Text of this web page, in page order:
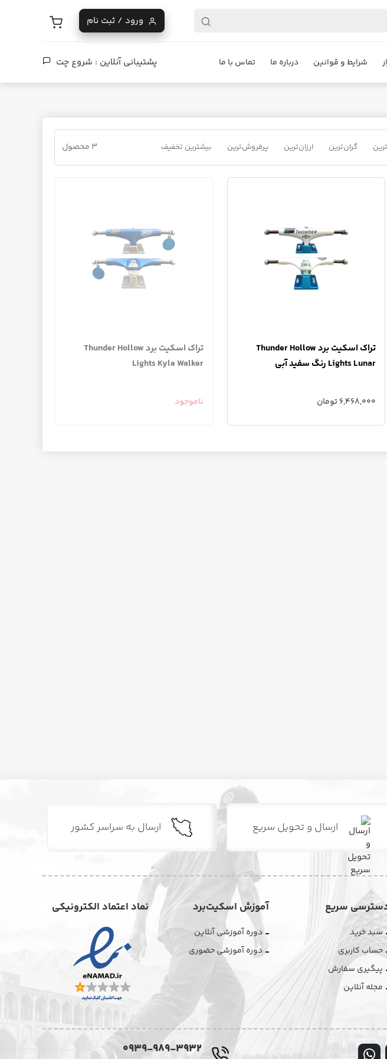
ورود / ثبت نام
شرایط و قوانین درباره ما تماس با ما پشتیبانی آنلاین : شروع چت
گران‌ترین ارزان‌ترین پرفروش‌ترین بیشترین تخفیف 3 محصول
تراک اسکیت برد Thunder Hollow
Lights Lunar رنگ سفید آبی
6,468,000 تومان
تراک اسکیت برد Thunder Hollow
Lights Kyle Walker
ناموجود
ارسال و تحویل سریع ارسال به سراسر کشور
سریع
سبد خرید
حساب کاربری
پیگیری سفارش
مجله آنلاین
آموزش اسکیت‌برد
دوره آموزشی آنلاین
دوره آموزشی حضوری
نماد اعتماد الکترونیکی
0939-989-3932